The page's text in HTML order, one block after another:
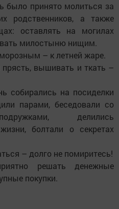
было принято молиться за
родственников, а также
оставлять на могилах
милостыню нищим.
– к летней жаре.
вышивать и ткать –
собирались на посиделки
парами, беседовали со
делились
болтали о секретах
– долго не помиритесь!
решать денежные
покупки.